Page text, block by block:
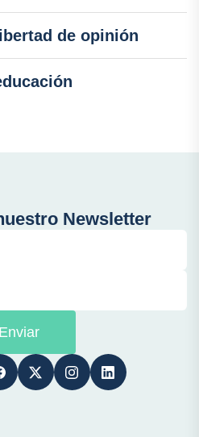
de opinión
Newsletter
Enviar